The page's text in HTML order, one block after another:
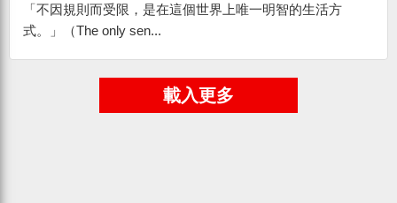
「不因規則而受限，是在這個世界上唯一明智的生活方
式。」（The only sen...
載入更多